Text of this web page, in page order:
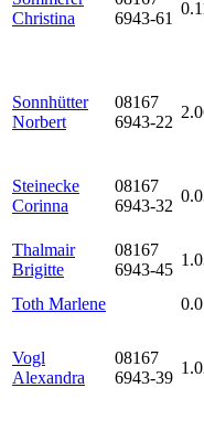
Christina
6943-61
Sonnhütter
Norbert
08167
6943-22
Steinecke
Corinna
08167
6943-32
Thalmair
Brigitte
08167
6943-45
Toth Marlene
Vogl
Alexandra
08167
6943-39